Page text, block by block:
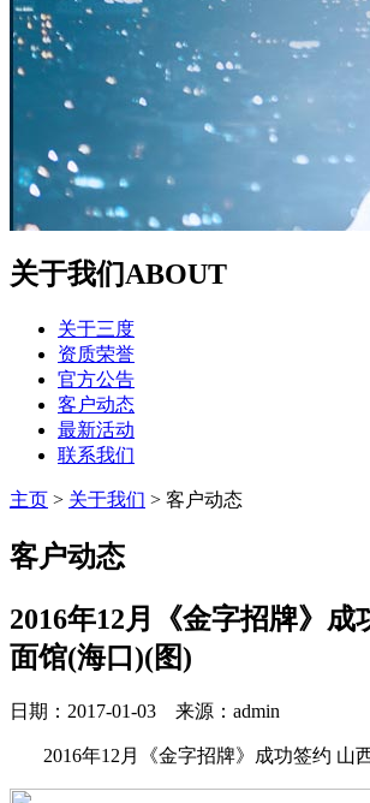
关于我们ABOUT
关于三度
资质荣誉
官方公告
客户动态
最新活动
联系我们
主页 > 关于我们 > 客户动态
客户动态
2016年12月《金字招牌》成
面馆(海口)(图)
日期：2017-01-03 来源：admin
2016年12月《金字招牌》成功签约 山